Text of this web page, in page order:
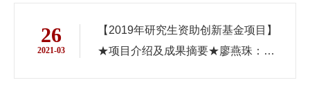
26
2021-03
【2019年研究生资助创新基金项目】
★项目介绍及成果摘要★廖燕珠：